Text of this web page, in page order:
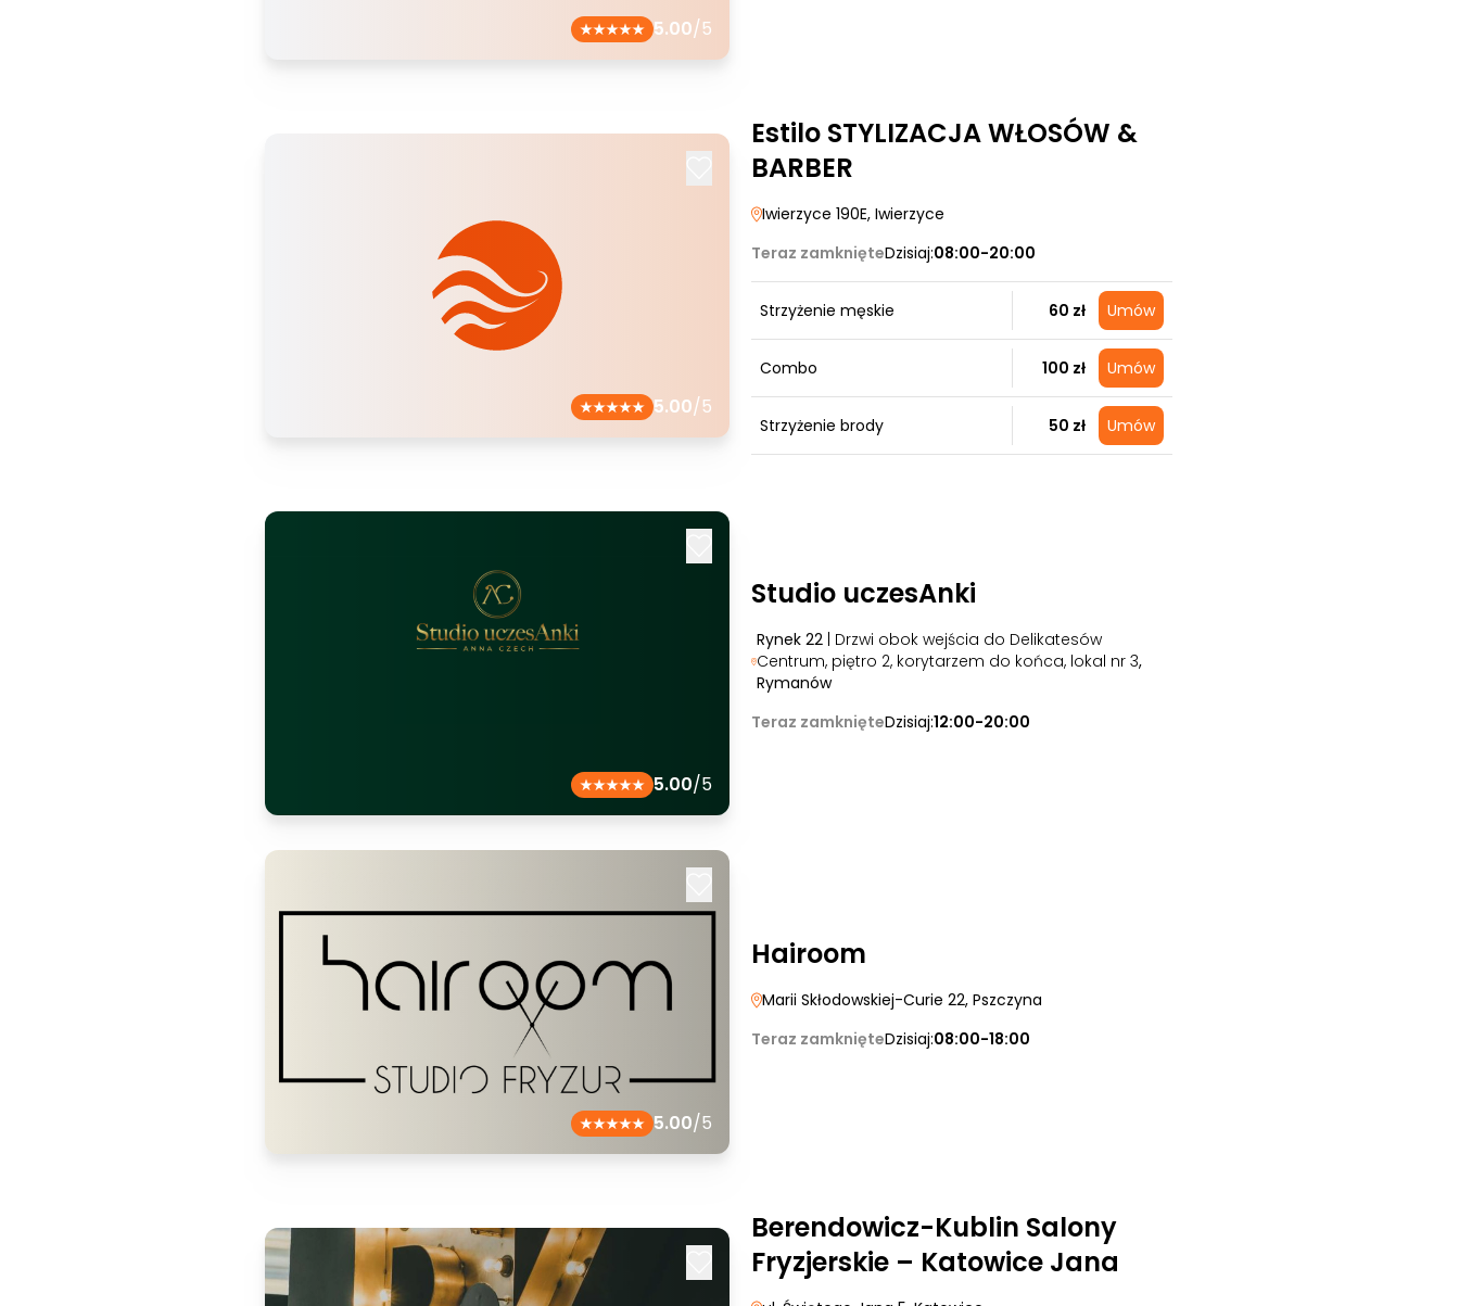
5.00/5
5.00/5
Estilo STYLIZACJA WŁOSÓW &
BARBER
Iwierzyce 190E, Iwierzyce
Teraz zamknięteDzisiaj:08:00-20:00
Strzyżenie męskie 60 zł Umów
Combo 100 zł Umów
Strzyżenie brody 50 zł Umów
5.00/5
Studio uczesAnki
Rynek 22 | Drzwi obok wejścia do Delikatesów
Centrum, piętro 2, korytarzem do końca, lokal nr 3,
Rymanów
Teraz zamknięteDzisiaj:12:00-20:00
5.00/5
Hairoom
Marii Skłodowskiej-Curie 22, Pszczyna
Teraz zamknięteDzisiaj:08:00-18:00
Berendowicz-Kublin Salony
Fryzjerskie – Katowice Jana